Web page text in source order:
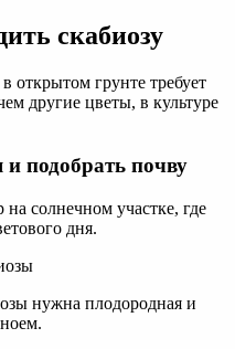
скабиозу
открытом грунте требует
другие цветы, в культуре
подобрать почву
солнечном участке, где
дня.
нужна плодородная и